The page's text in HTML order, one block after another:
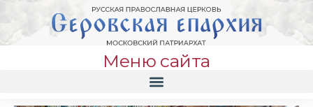
Меню сайта